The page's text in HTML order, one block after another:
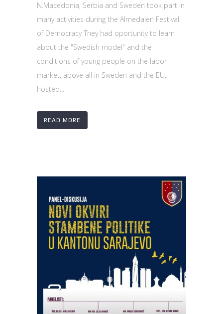
N.Macedonia, Serbia and Sweden took part in
many activities during the Almedalen Festival
of Democracy They had oportunity to learn
about the "Swedish model" and the
conditions of young people on the labor
market, above all in Sweden and the EU,
hosted...
READ MORE